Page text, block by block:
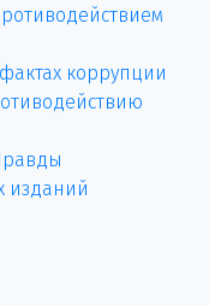
коррупции
изданий